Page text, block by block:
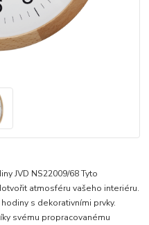
JVD NS22009/68 Tyto
atmosféru vašeho interiéru.
s dekorativními prvky.
svému propracovanému